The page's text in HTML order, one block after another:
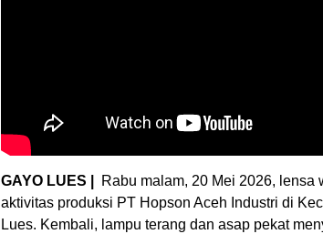
GAYO LUES |
Rabu malam, 20 Mei 2026, lensa
aktivitas produksi PT Hopson Aceh Industri di
Lues. Kembali, lampu terang dan asap pekat